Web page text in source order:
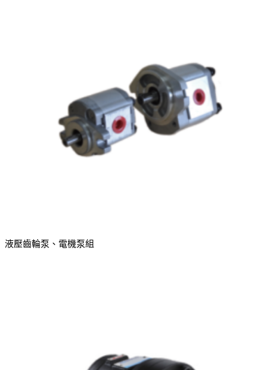
液壓齒輪泵、電機泵組